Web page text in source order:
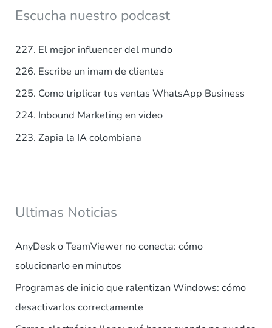
a
p
o
Escucha nuestro podcast
227. El mejor influencer del mundo
226. Escribe un imam de clientes
225. Como triplicar tus ventas WhatsApp Business
224. Inbound Marketing en video
223. Zapia la IA colombiana
Ultimas Noticias
AnyDesk o TeamViewer no conecta: cómo
solucionarlo en minutos
Programas de inicio que ralentizan Windows: cómo
desactivarlos correctamente